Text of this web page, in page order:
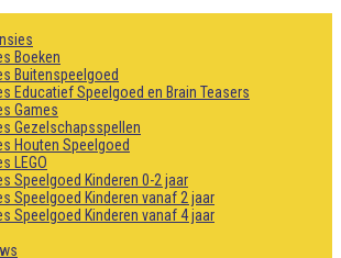
Boeken
Buitenspeelgoed
Educatief Speelgoed en Brain Teasers
Games
Gezelschapsspellen
Houten Speelgoed
LEGO
Speelgoed Kinderen 0-2 jaar
Speelgoed Kinderen vanaf 2 jaar
Speelgoed Kinderen vanaf 4 jaar